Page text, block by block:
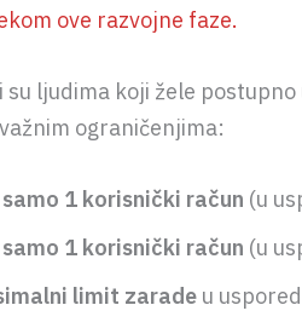
ove razvojne faze.
su ljudima koji žele
ograničenjima:
samo 1 korisnički račun (u
samo 1 korisnički račun (u
limit zarade u